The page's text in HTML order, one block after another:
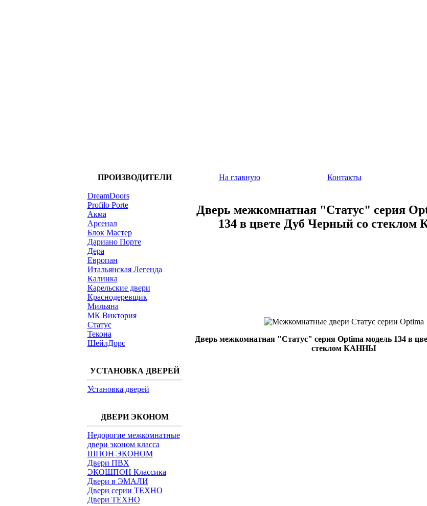
ПРОИЗВОДИТЕЛИ
DreamDoors
Profilo Porte
Акма
Арсенал
Блок Мастер
Дариано Порте
Дера
Европан
Итальянская Легенда
Калинка
Карельские двери
Краснодеревщик
Мильяна
МК Виктория
Статус
Текона
ШейлДорс
УСТАНОВКА ДВЕРЕЙ
Установка дверей
ДВЕРИ ЭКОНОМ
Недорогие межкомнатные
двери эконом класса
ШПОН ЭКОНОМ
Двери ПВХ
ЭКОШПОН Классика
Двери в ЭМАЛИ
Двери серии ТЕХНО
Двери ТЕХНО
На главную Контакты
Дверь межкомнатная "Статус" серия
134 в цвете Дуб Черный со
Дверь межкомнатная "Статус" серия Optima модель 134 в
стеклом КАННЫ